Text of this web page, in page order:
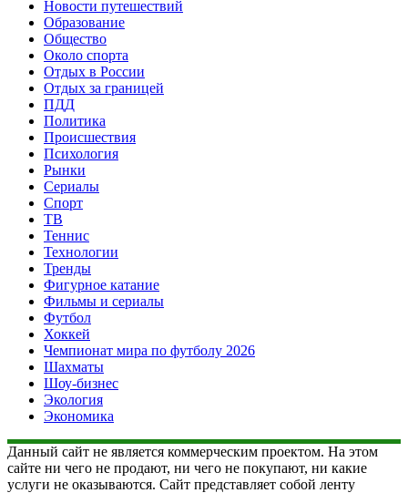
Новости путешествий
Образование
Общество
Около спорта
Отдых в России
Отдых за границей
ПДД
Политика
Происшествия
Психология
Рынки
Сериалы
Спорт
ТВ
Теннис
Технологии
Тренды
Фигурное катание
Фильмы и сериалы
Футбол
Хоккей
Чемпионат мира по футболу 2026
Шахматы
Шоу-бизнес
Экология
Экономика
Данный сайт не является коммерческим проектом. На этом
сайте ни чего не продают, ни чего не покупают, ни какие
услуги не оказываются. Сайт представляет собой ленту